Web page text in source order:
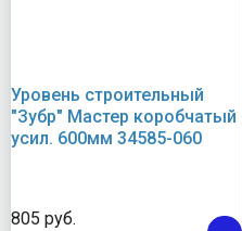
Уровень строительный
"Зубр" Мастер коробчатый
усил. 600мм 34585-060
805 руб.